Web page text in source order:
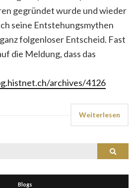
gegründet wurde und wieder
seine Entstehungsmythen
folgenloser Entscheid. Fast
die Meldung, dass das
archives/4126
Weiterlesen
Suchen
Blogs